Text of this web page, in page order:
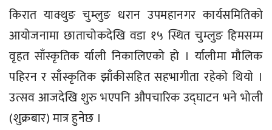
किरात याक्थुङ चुम्लुङ धरान उपमहानगर कार्यसमितिको
आयोजनामा छाताचोकदेखि वडा १५ स्थित चुम्लुङ हिमसम्म
वृहत साँस्कृतिक र्याली निकालिएको हो । र्यालीमा मौलिक
पहिरन र साँस्कृतिक झाँकीसहित सहभागीता रहेको थियो ।
उत्सव आजदेखि शुरु भएपनि औपचारिक उद्घाटन भने भोली
(शुक्रबार) मात्र हुनेछ ।